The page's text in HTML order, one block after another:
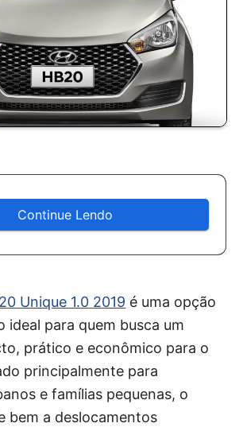
Continue Lendo
Unique 1.0 2019 é uma opção
ideal para quem busca um
prático e econômico para o
principalmente para
e famílias pequenas, o
bem a deslocamentos